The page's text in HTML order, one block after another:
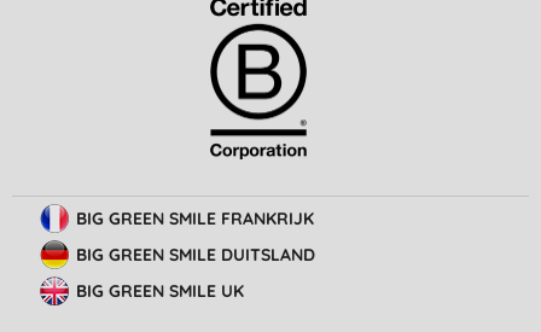
BIG GREEN SMILE FRANKRIJK
BIG GREEN SMILE DUITSLAND
BIG GREEN SMILE UK